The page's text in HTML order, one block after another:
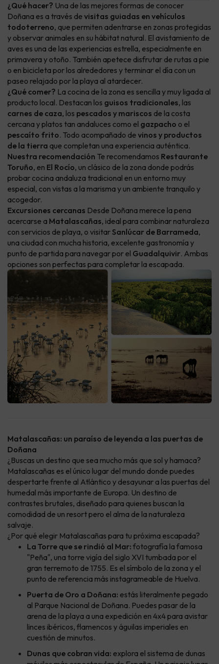
¿Qué hacer? Una de las mejores formas de conocer
Doñana es a través de visitas guiadas en vehículos
todoterreno, que permiten adentrarse en zonas protegidas
y observar animales en su hábitat natural. El avistamiento de
aves es una de las experiencias estrella, especialmente en
primavera y otoño. También apetece disfrutar de rutas a pie
o en bicicleta por los alrededores y terminar el día con un
paseo relajado por la playa al atardecer.
¿Qué comer? La cocina de la zona es sencilla y muy ligada al
producto local. Destacan los guisos tradicionales, las
carnes de caza, los pescados y mariscos de la costa
cercana y platos tan andaluces como el gazpacho o el
pescaíto frito. Todo acompañado de vinos y productos
de la tierra que completan una experiencia auténtica.
Nuestra recomendación Te recomendamos Restaurante
Toruño, en El Rocío, un clásico de la zona donde podrás
probar cocina andaluza tradicional en un entorno muy
especial, con vistas a la marisma y un ambiente tranquilo y
acogedor.
Excursiones cercanas Desde Doñana merece la pena
acercarse a Matalascañas, ideal para combinar naturaleza
con servicios de playa, o visitar Sanlúcar de Barrameda,
una ciudad con mucha historia, excelente gastronomía y
punto de partida para navegar por el Guadalquivir. Ambas
opciones son perfectas para completar la escapada.
Matalascañas: un paraíso de leyenda a las puertas de
Doñana
¿Buscas un destino que sea mucho más que sol y hamaca?
Matalascañas es el único lugar del mundo donde puedes
despertarte frente al Atlántico y desayunar a las puertas del
humedal más importante de Europa. Un destino de
contrastes brutales, diseñado para quienes buscan la
comodidad de un resort pero el alma de la naturaleza
salvaje.
¿Por qué elegir Matalascañas para tu próxima escapada?
La Torre que se rindió al Mar: fotografía la famosa
"Peña", una torre vigía del siglo XVI tumbada por el
gran terremoto de 1755. Es el símbolo de la zona y el
punto de referencia más instagrameable de Huelva.
Puerta de Oro a Doñana: estás literalmente pegado
al Parque Nacional de Doñana. Puedes pasar de la
arena de la playa a una expedición en 4x4 para avistar
linces ibéricos, flamencos y águilas imperiales en
cuestión de minutos.
Dunas que cobran vida: explora el sistema de dunas